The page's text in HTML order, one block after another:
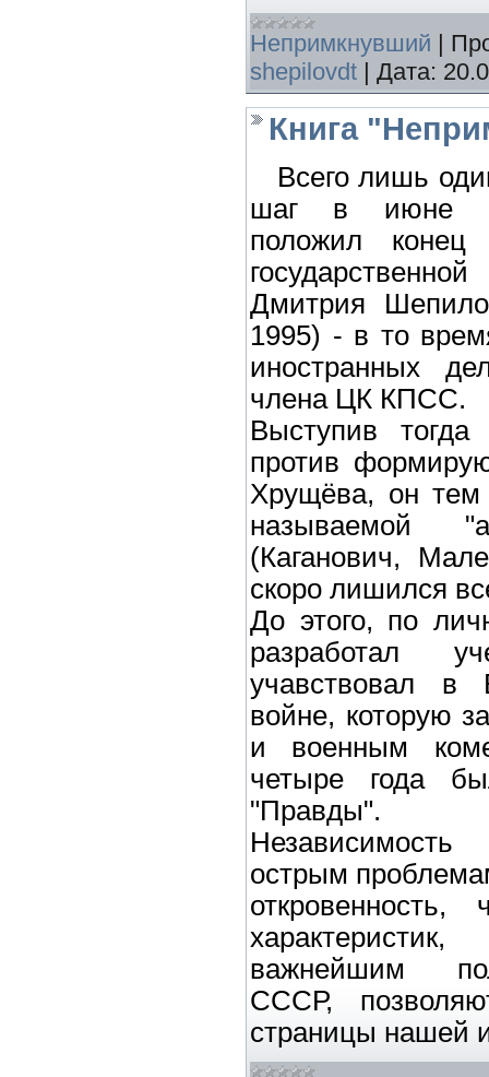
Непримкнувший
shepilovdt
Дата:
Книга
Всего лишь
шаг в июне
положил конец
Дмитрия
1995) - в то
иностранных
члена ЦК КПСС.
Выступив
против
Хрущёва, он
называемой
(Каганович,
скоро лишился
До этого, по
разработал
учавствовал в
войне, которую
и военным
четыре года
"Правды".
острым
откровенность,
важнейшим
СССР,
страницы нашей